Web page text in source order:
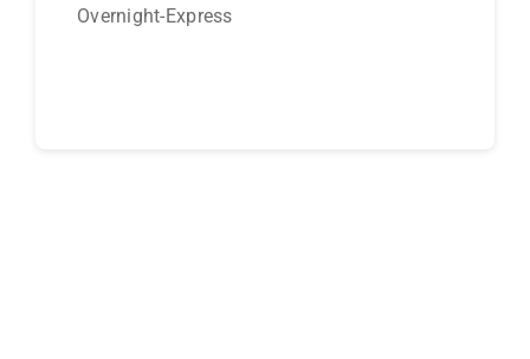
Overnight-Express